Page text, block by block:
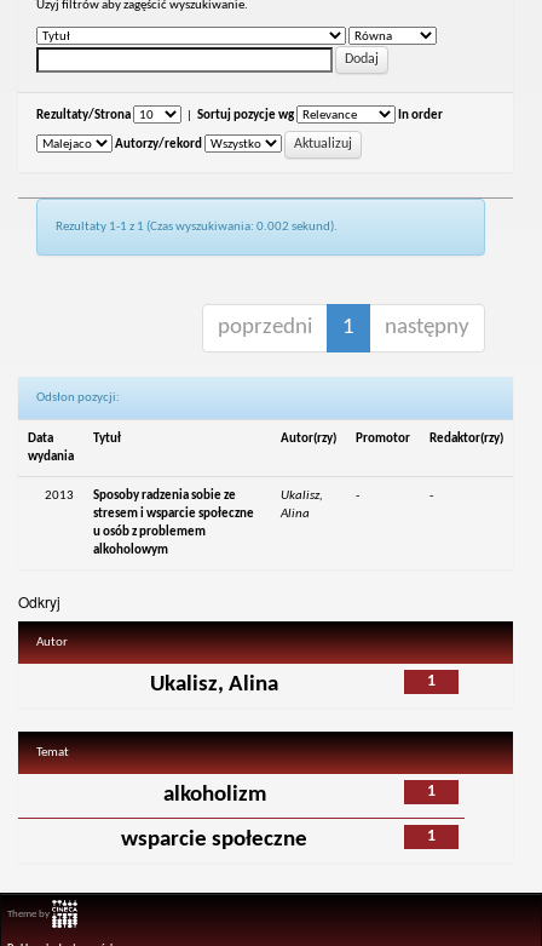
Uzyj filtrów aby zagęścić wyszukiwanie.
Rezultaty/Strona Sortuj pozycje wg In order
Autorzy/rekord
Rezultaty 1-1 z 1 (Czas wyszukiwania: 0.002 sekund).
poprzedni 1 następny
Odsłon pozycji:
Data
wydania
Tytuł Autor(rzy) Promotor Redaktor(rzy)
2013
Sposoby radzenia sobie ze
stresem i wsparcie społeczne
u osób z problemem
alkoholowym
Ukalisz,
Alina
- -
Odkryj
Autor
1
Ukalisz, Alina
Temat
1
alkoholizm
1
wsparcie społeczne
Theme by